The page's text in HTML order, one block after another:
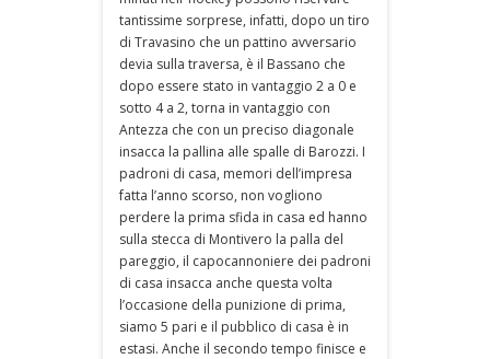
tantissime sorprese, infatti, dopo un tiro
di Travasino che un pattino avversario
devia sulla traversa, è il Bassano che
dopo essere stato in vantaggio 2 a 0 e
sotto 4 a 2, torna in vantaggio con
Antezza che con un preciso diagonale
insacca la pallina alle spalle di Barozzi. I
padroni di casa, memori dell’impresa
fatta l’anno scorso, non vogliono
perdere la prima sfida in casa ed hanno
sulla stecca di Montivero la palla del
pareggio, il capocannoniere dei padroni
di casa insacca anche questa volta
l’occasione della punizione di prima,
siamo 5 pari e il pubblico di casa è in
estasi. Anche il secondo tempo finisce e